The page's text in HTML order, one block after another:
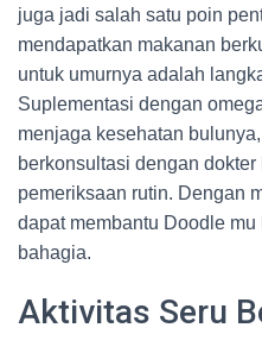
juga jadi salah satu poin
mendapatkan makanan
untuk umurnya adalah
Suplementasi dengan
menjaga kesehatan
berkonsultasi dengan
pemeriksaan rutin. Dengan
dapat membantu Doodle
bahagia.
Aktivitas Seru